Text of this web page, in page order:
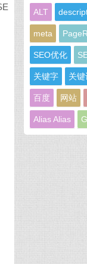
ALT
meta
SEO优化
关键字 关键
百度 网站
Alias Alias